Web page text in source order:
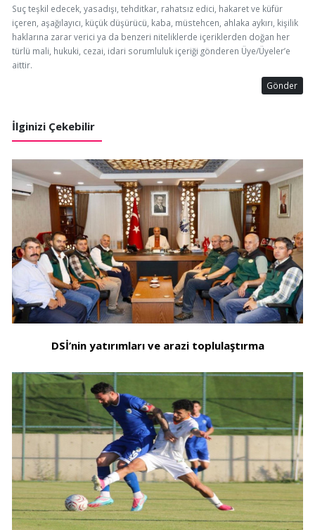
Suç teşkil edecek, yasadışı, tehditkar, rahatsız edici, hakaret ve küfür
içeren, aşağılayıcı, küçük düşürücü, kaba, müstehcen, ahlaka aykırı, kişilik
haklarına zarar verici ya da benzeri niteliklerde içeriklerden doğan her
türlü mali, hukuki, cezai, idari sorumluluk içeriği gönderen Üye/Üyeler’e
aittir.
Gönder
İlginizi Çekebilir
DSİ’nin yatırımları ve arazi toplulaştırma